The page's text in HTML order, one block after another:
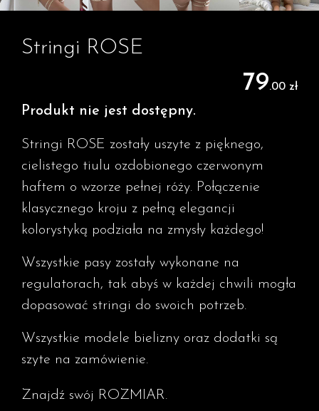
Stringi ROSE
79.00 zł
Produkt nie jest dostępny.
Stringi ROSE zostały uszyte z pięknego,
cielistego tiulu ozdobionego czerwonym
haftem o wzorze pełnej róży. Połączenie
klasycznego kroju z pełną elegancji
kolorystyką podziała na zmysły każdego!
Wszystkie pasy zostały wykonane na
regulatorach, tak abyś w każdej chwili mogła
dopasować stringi do swoich potrzeb.
Wszystkie modele bielizny oraz dodatki są
szyte na zamówienie.
Znajdź swój ROZMIAR.